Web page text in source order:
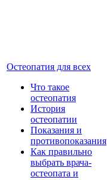
Остеопатия для всех
Что такое
остеопатия
История
остеопатии
Показания и
противопоказания
Как правильно
выбрать врача-
остеопата и